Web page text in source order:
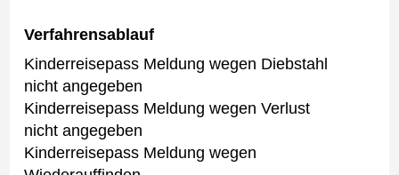
Verfahrensablauf
Kinderreisepass Meldung wegen Diebstahl
nicht angegeben
Kinderreisepass Meldung wegen Verlust
nicht angegeben
Kinderreisepass Meldung wegen